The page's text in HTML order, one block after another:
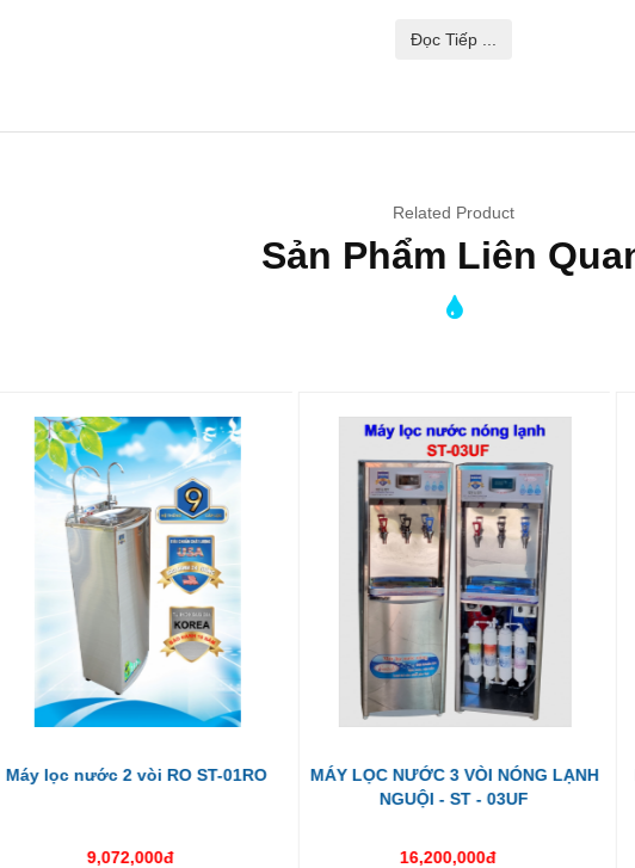
Đọc Tiếp ...
Related Product
Sản Phẩm Liên
MÁY LỌC NƯỚC 3 VÒI NÓNG LẠNH
16,200,000đ
Máy lọc nước 2 vòi lạnh ST-01CO
9,612,000đ